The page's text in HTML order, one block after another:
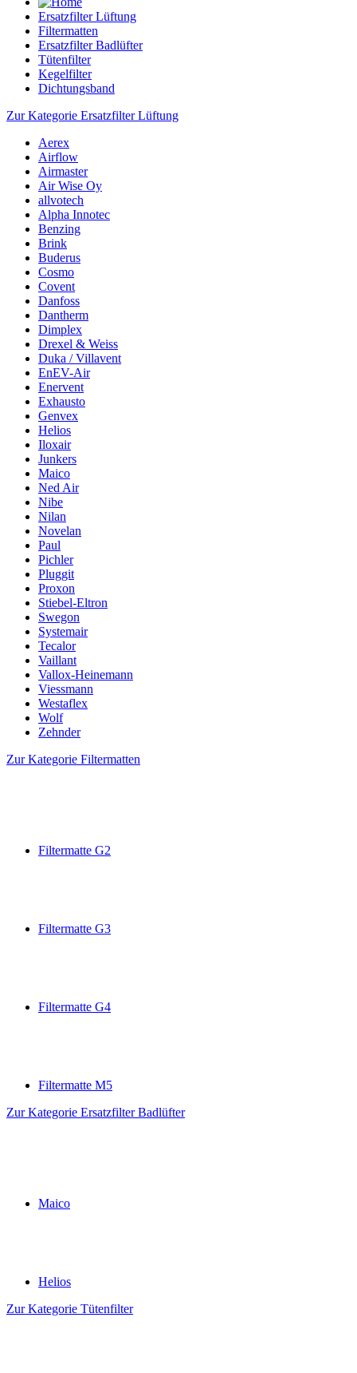
Ersatzfilter Lüftung
Filtermatten
Ersatzfilter Badlüfter
Tütenfilter
Kegelfilter
Dichtungsband
Zur Kategorie Ersatzfilter Lüftung
Aerex
Airflow
Airmaster
Air Wise Oy
allvotech
Alpha Innotec
Benzing
Brink
Buderus
Cosmo
Covent
Danfoss
Dantherm
Dimplex
Drexel & Weiss
Duka / Villavent
EnEV-Air
Enervent
Exhausto
Genvex
Helios
Iloxair
Junkers
Maico
Ned Air
Nibe
Nilan
Novelan
Paul
Pichler
Pluggit
Proxon
Stiebel-Eltron
Swegon
Systemair
Tecalor
Vaillant
Vallox-Heinemann
Viessmann
Westaflex
Wolf
Zehnder
Zur Kategorie Filtermatten
Filtermatte G2
Filtermatte G3
Filtermatte G4
Filtermatte M5
Zur Kategorie Ersatzfilter Badlüfter
Maico
Helios
Zur Kategorie Tütenfilter